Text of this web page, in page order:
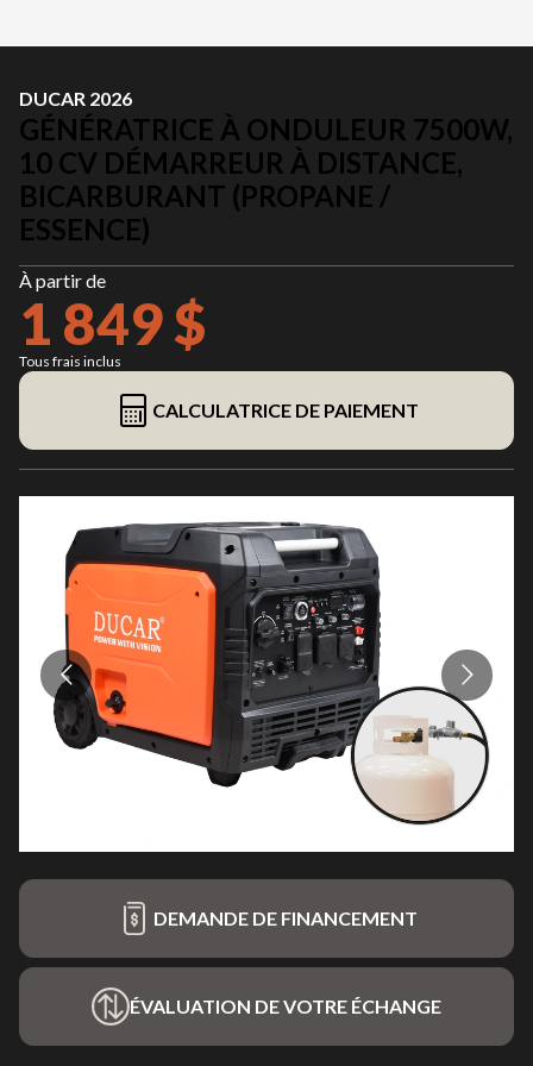
DUCAR 2026
GÉNÉRATRICE À ONDULEUR 7500W,
10 CV DÉMARREUR À DISTANCE,
BICARBURANT (PROPANE /
ESSENCE)
À partir de
1 849 $
Tous frais inclus
CALCULATRICE DE PAIEMENT
DEMANDE DE FINANCEMENT
ÉVALUATION DE VOTRE ÉCHANGE